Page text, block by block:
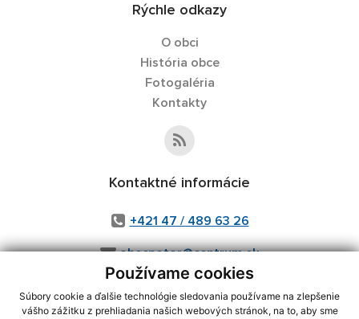
Používame cookies
Súbory cookie a ďalšie technológie sledovania používame na zlepšenie
vášho zážitku z prehliadania našich webových stránok, na to, aby sme
Rýchle odkazy
O obci
História obce
Fotogaléria
Kontakty
Kontaktné informácie
+421 47 / 489 63 26
obecpotor@centrum.sk